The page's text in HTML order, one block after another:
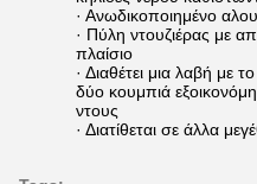
· Ανωδικοποιημένο
· Πύλη ντουζιέρας με
πλαίσιο
· Διαθέτει μια λαβή με
δύο κουμπιά
ντους
· Διατίθεται σε άλλα